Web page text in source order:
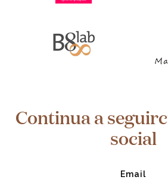
Continua a
social
Email